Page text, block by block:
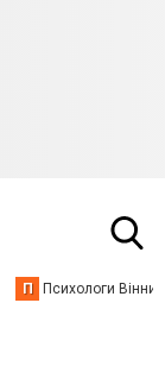
П Психологи